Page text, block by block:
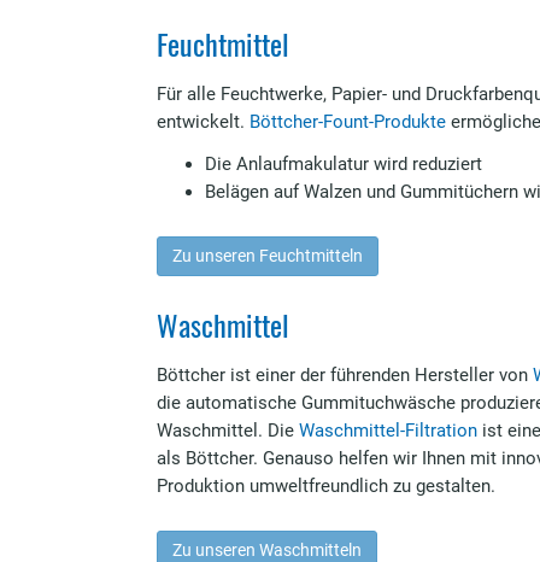
Feuchtmittel
Für alle Feuchtwerke, Papier- und
entwickelt. Böttcher-Fount-Produkte
Die Anlaufmakulatur wird reduziert
Belägen auf Wal­zen und Gummitüchern
Zu unseren Feuchtmitteln
Waschmittel
Böttcher ist einer der führenden Hersteller von
die automatische Gummituchwäsche
Waschmittel. Die Waschmittel-Filtration ist
als Böttcher. Genauso helfen wir Ihnen mit
Produktion umweltfreundlich zu gestalten.
Zu unseren Waschmitteln